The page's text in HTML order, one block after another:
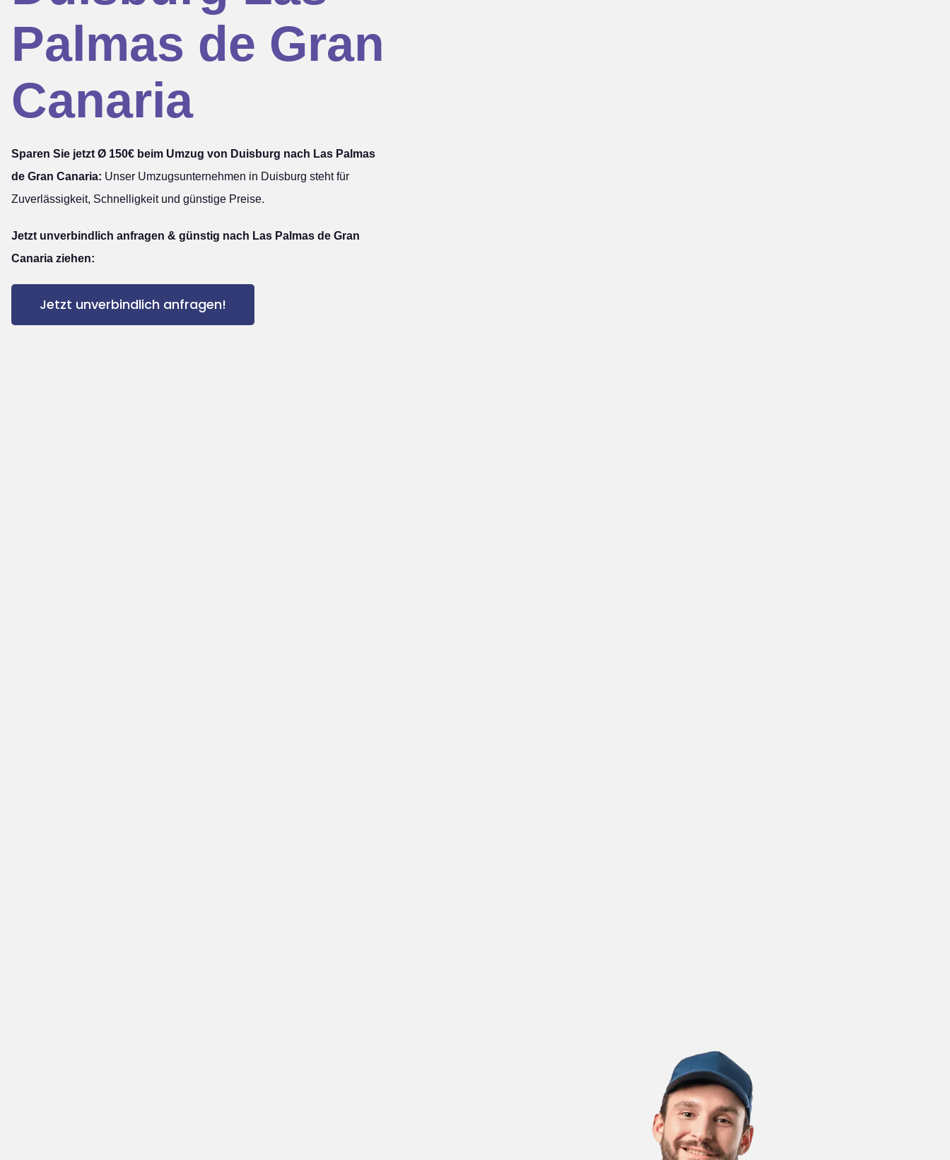
Palmas de Gran
Canaria
Sparen Sie jetzt Ø 150€ beim Umzug von Duisburg nach Las Palmas
de Gran Canaria: Unser Umzugsunternehmen in Duisburg steht für
Zuverlässigkeit, Schnelligkeit und günstige Preise.
Jetzt unverbindlich anfragen & günstig nach Las Palmas de Gran
Canaria ziehen:
Jetzt unverbindlich anfragen!